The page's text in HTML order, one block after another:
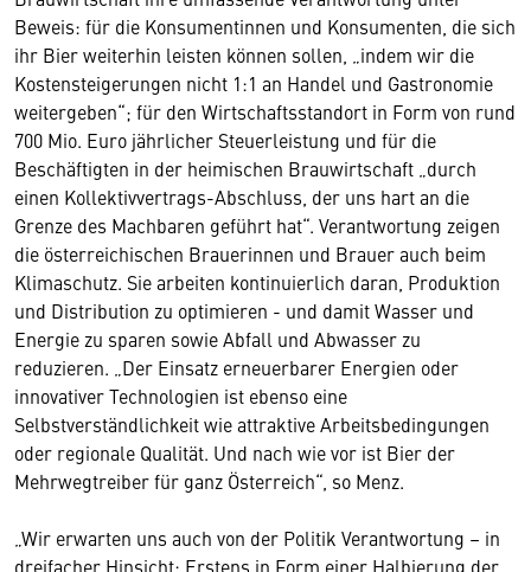
Beweis: für die Konsumentinnen und Konsumenten, die sich
ihr Bier weiterhin leisten können sollen, „indem wir die
Kostensteigerungen nicht 1:1 an Handel und Gastronomie
weitergeben“; für den Wirtschaftsstandort in Form von rund
700 Mio. Euro jährlicher Steuerleistung und für die
Beschäftigten in der heimischen Brauwirtschaft „durch
einen Kollektivvertrags-Abschluss, der uns hart an die
Grenze des Machbaren geführt hat“. Verantwortung zeigen
die österreichischen Brauerinnen und Brauer auch beim
Klimaschutz. Sie arbeiten kontinuierlich daran, Produktion
und Distribution zu optimieren - und damit Wasser und
Energie zu sparen sowie Abfall und Abwasser zu
reduzieren. „Der Einsatz erneuerbarer Energien oder
innovativer Technologien ist ebenso eine
Selbstverständlichkeit wie attraktive Arbeitsbedingungen
oder regionale Qualität. Und nach wie vor ist Bier der
Mehrwegtreiber für ganz Österreich“, so Menz.
„Wir erwarten uns auch von der Politik Verantwortung – in
dreifacher Hinsicht: Erstens in Form einer Halbierung der